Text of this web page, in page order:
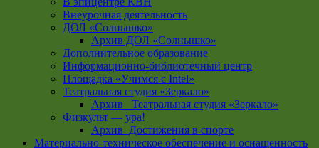
Внеурочная деятельность
ДОЛ «Солнышко»
Архив ДОЛ «Солнышко»
Дополнительное образование
Информационно-библиотечный центр
Площадка «Учимся с Intel»
Театральная студия «Зеркало»
Архив _Театральная студия «Зеркало»
Физкульт — ура!
Архив_Достижения в спорте
Материально-техническое обеспечение и оснащенность